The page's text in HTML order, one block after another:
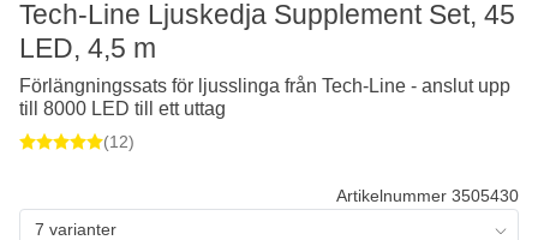
Artikelnummer 3505430
7 varianter
Tech-Line Ljuskedja Supplement Set, 45
LED, 4,5 m
Förlängningssats för ljusslinga från Tech-Line - anslut upp
till 8000 LED till ett uttag
(12)